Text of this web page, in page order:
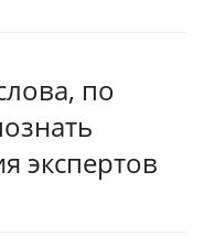
по
экспертов